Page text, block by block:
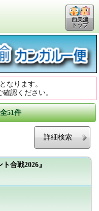
西美濃
トップ
なります。
認ください。
]全51件
詳細検索
合戦2026』